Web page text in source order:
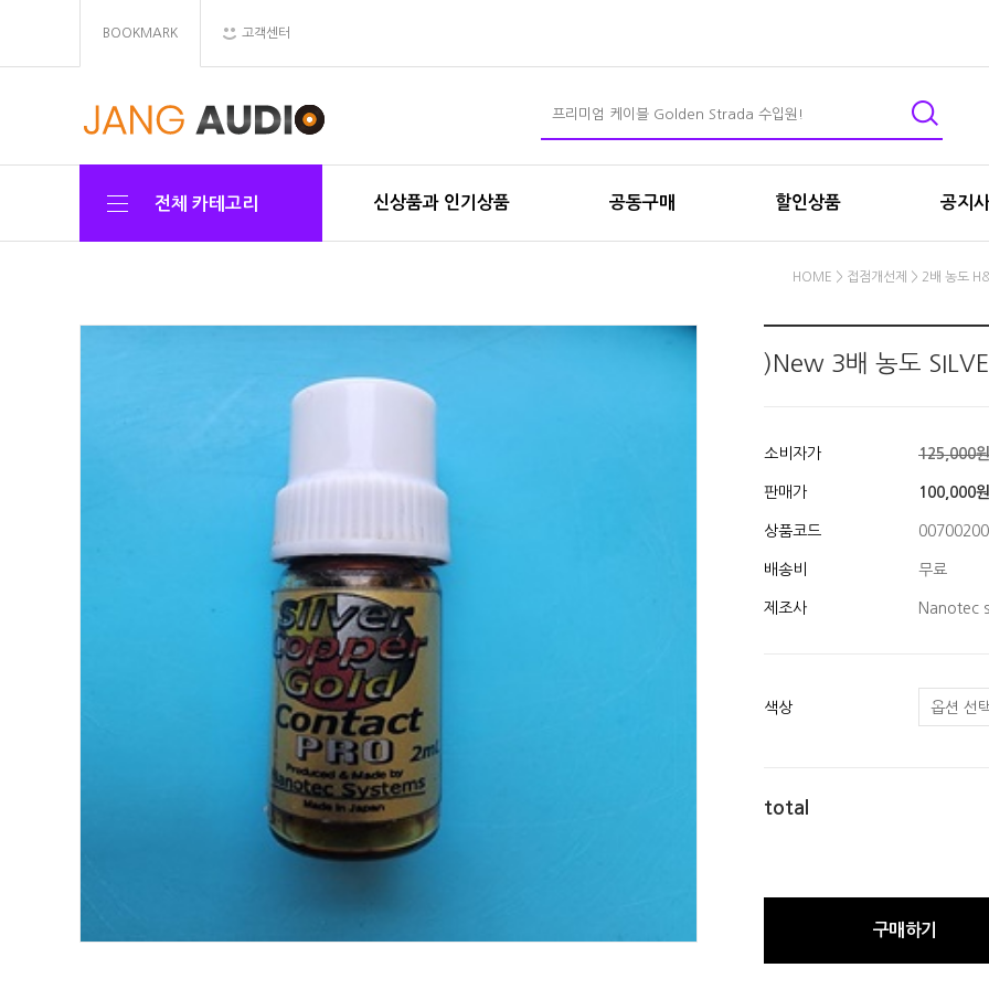
BOOKMARK 고객센터
전체 카테고리 신상품과 인기상품 공동구매 할인상품 공지
HOME > 접점개선제 > 2배 농도
)New 3배 농도
소비자가 125,000원
판매가 100,000원
상품코드
배송비 무료
제조사 Nanotec
색상
total
구매하기